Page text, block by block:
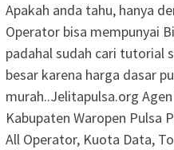
Apakah anda tahu, hanya
Operator bisa mempunyai
padahal sudah cari tutorial
besar karena harga dasar
murah..Jelitapulsa.org
Kabupaten Waropen Pulsa
All Operator, Kuota Data,